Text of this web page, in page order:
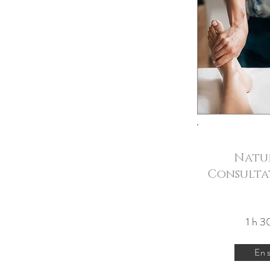
1 h
En